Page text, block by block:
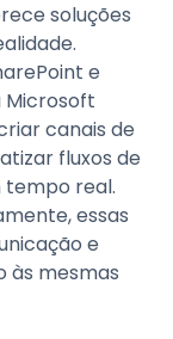
soluções
e
canais de
fluxos de
real.
essas
e
às mesmas